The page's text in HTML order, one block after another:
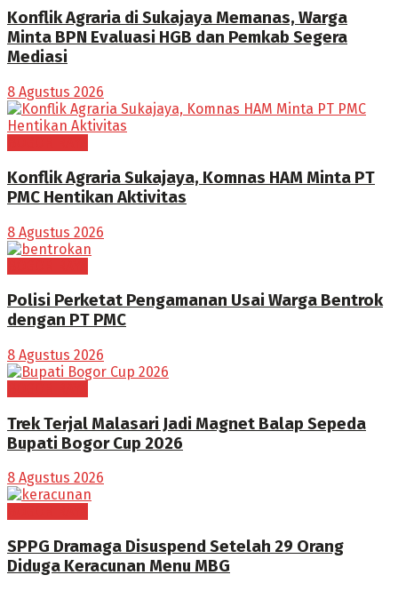
Konflik Agraria di Sukajaya Memanas, Warga
Minta BPN Evaluasi HGB dan Pemkab Segera
Mediasi
8 Agustus 2026
Konflik Agraria Sukajaya, Komnas HAM Minta PT
PMC Hentikan Aktivitas
8 Agustus 2026
Polisi Perketat Pengamanan Usai Warga Bentrok
dengan PT PMC
8 Agustus 2026
Trek Terjal Malasari Jadi Magnet Balap Sepeda
Bupati Bogor Cup 2026
8 Agustus 2026
SPPG Dramaga Disuspend Setelah 29 Orang
Diduga Keracunan Menu MBG